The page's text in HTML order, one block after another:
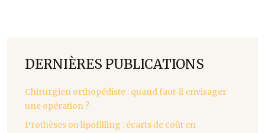
DERNIÈRES PUBLICATIONS
Chirurgien orthopédiste : quand faut-il envisager
une opération ?
Prothèses ou lipofilling : écarts de coût en